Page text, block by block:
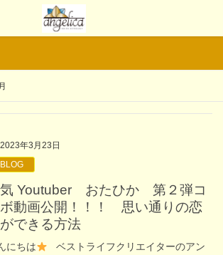
2023年3月23日
BLOG
動画公開！！！ 思い通りの恋
できる方法
にちは
ベストライフクリエイターのアン